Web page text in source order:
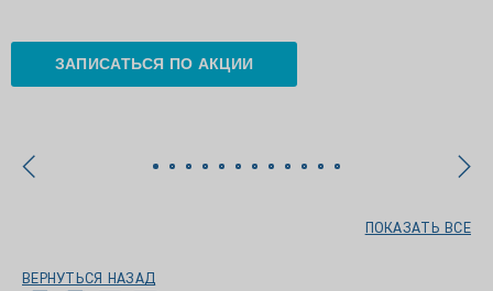
ЗАПИСАТЬСЯ ПО АКЦИИ
ПОКАЗАТЬ ВСЕ
ВЕРНУТЬСЯ НАЗАД